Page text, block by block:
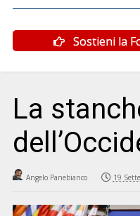
Sostieni la
La
Angelo Panebianco 19